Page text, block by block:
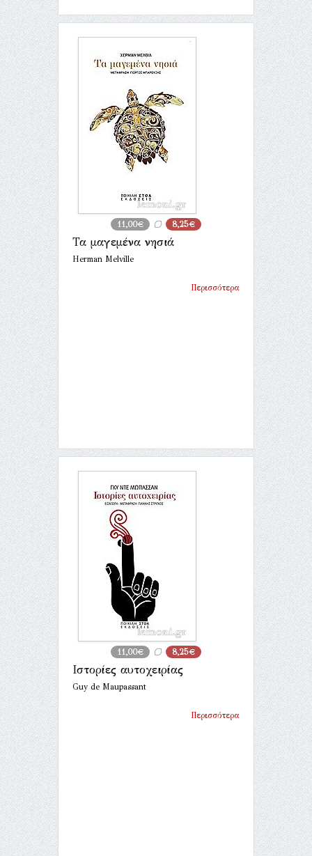
11,00€ 8,25€
Τα μαγεμένα νησιά
Herman Melville
Περισσότερα
11,00€ 8,25€
Ιστορίες αυτοχειρίας
Guy de Maupassant
Περισσότερα